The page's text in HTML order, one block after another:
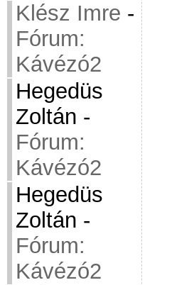
Klész Imre -
Fórum:
Kávézó2
Hegedüs
Zoltán -
Fórum:
Kávézó2
Hegedüs
Zoltán -
Fórum:
Kávézó2